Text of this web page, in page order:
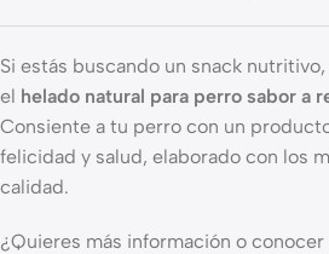
Si estás buscando un snack
el helado natural para perro sabor a
Consiente a tu perro con un
felicidad y salud, elaborado con los
calidad.
¿Quieres más información o